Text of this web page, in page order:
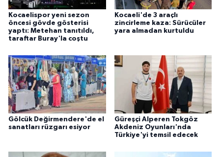
Kocaelispor yeni sezon
öncesi gövde gösterisi
yaptı: Metehan tanıtıldı,
taraftar Buray'la coştu
Kocaeli'de 3 araçlı
zincirleme kaza: Sürücüler
yara almadan kurtuldu
Gölcük Değirmendere'de el
sanatları rüzgarı esiyor
Güreşçi Alperen Tokgöz
Akdeniz Oyunları'nda
Türkiye'yi temsil edecek